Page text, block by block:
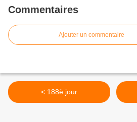
Commentaires
Ajouter un commentaire
< 188è jour